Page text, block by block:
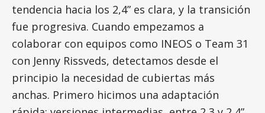
tendencia hacia los 2,4” es clara, y la transición
fue progresiva. Cuando empezamos a
colaborar con equipos como INEOS o Team 31
con Jenny Rissveds, detectamos desde el
principio la necesidad de cubiertas más
anchas. Primero hicimos una adaptación